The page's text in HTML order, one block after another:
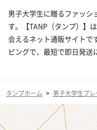
男子大学生に贈るファッシ
す。【TANP（タンプ）】
会えるネット通販サイトで
ピングで、最短で即日発送
タンプホーム > 男子大学生プ